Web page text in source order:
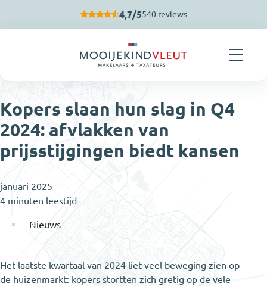
4,7/5540 reviews
Kopers slaan hun slag in Q4
2024: afvlakken van
prijsstijgingen biedt kansen
januari 2025
4 minuten leestijd
Nieuws
Het laatste kwartaal van 2024 liet veel beweging zien op
de huizenmarkt: kopers stortten zich gretig op de vele